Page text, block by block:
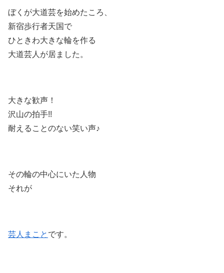
ぼくが大道芸を始めたころ、
新宿歩行者天国で
ひときわ大きな輪を作る
大道芸人が居ました。
大きな歓声！
沢山の拍手!!
耐えることのない笑い声♪
その輪の中心にいた人物
それが
芸人まこと です。